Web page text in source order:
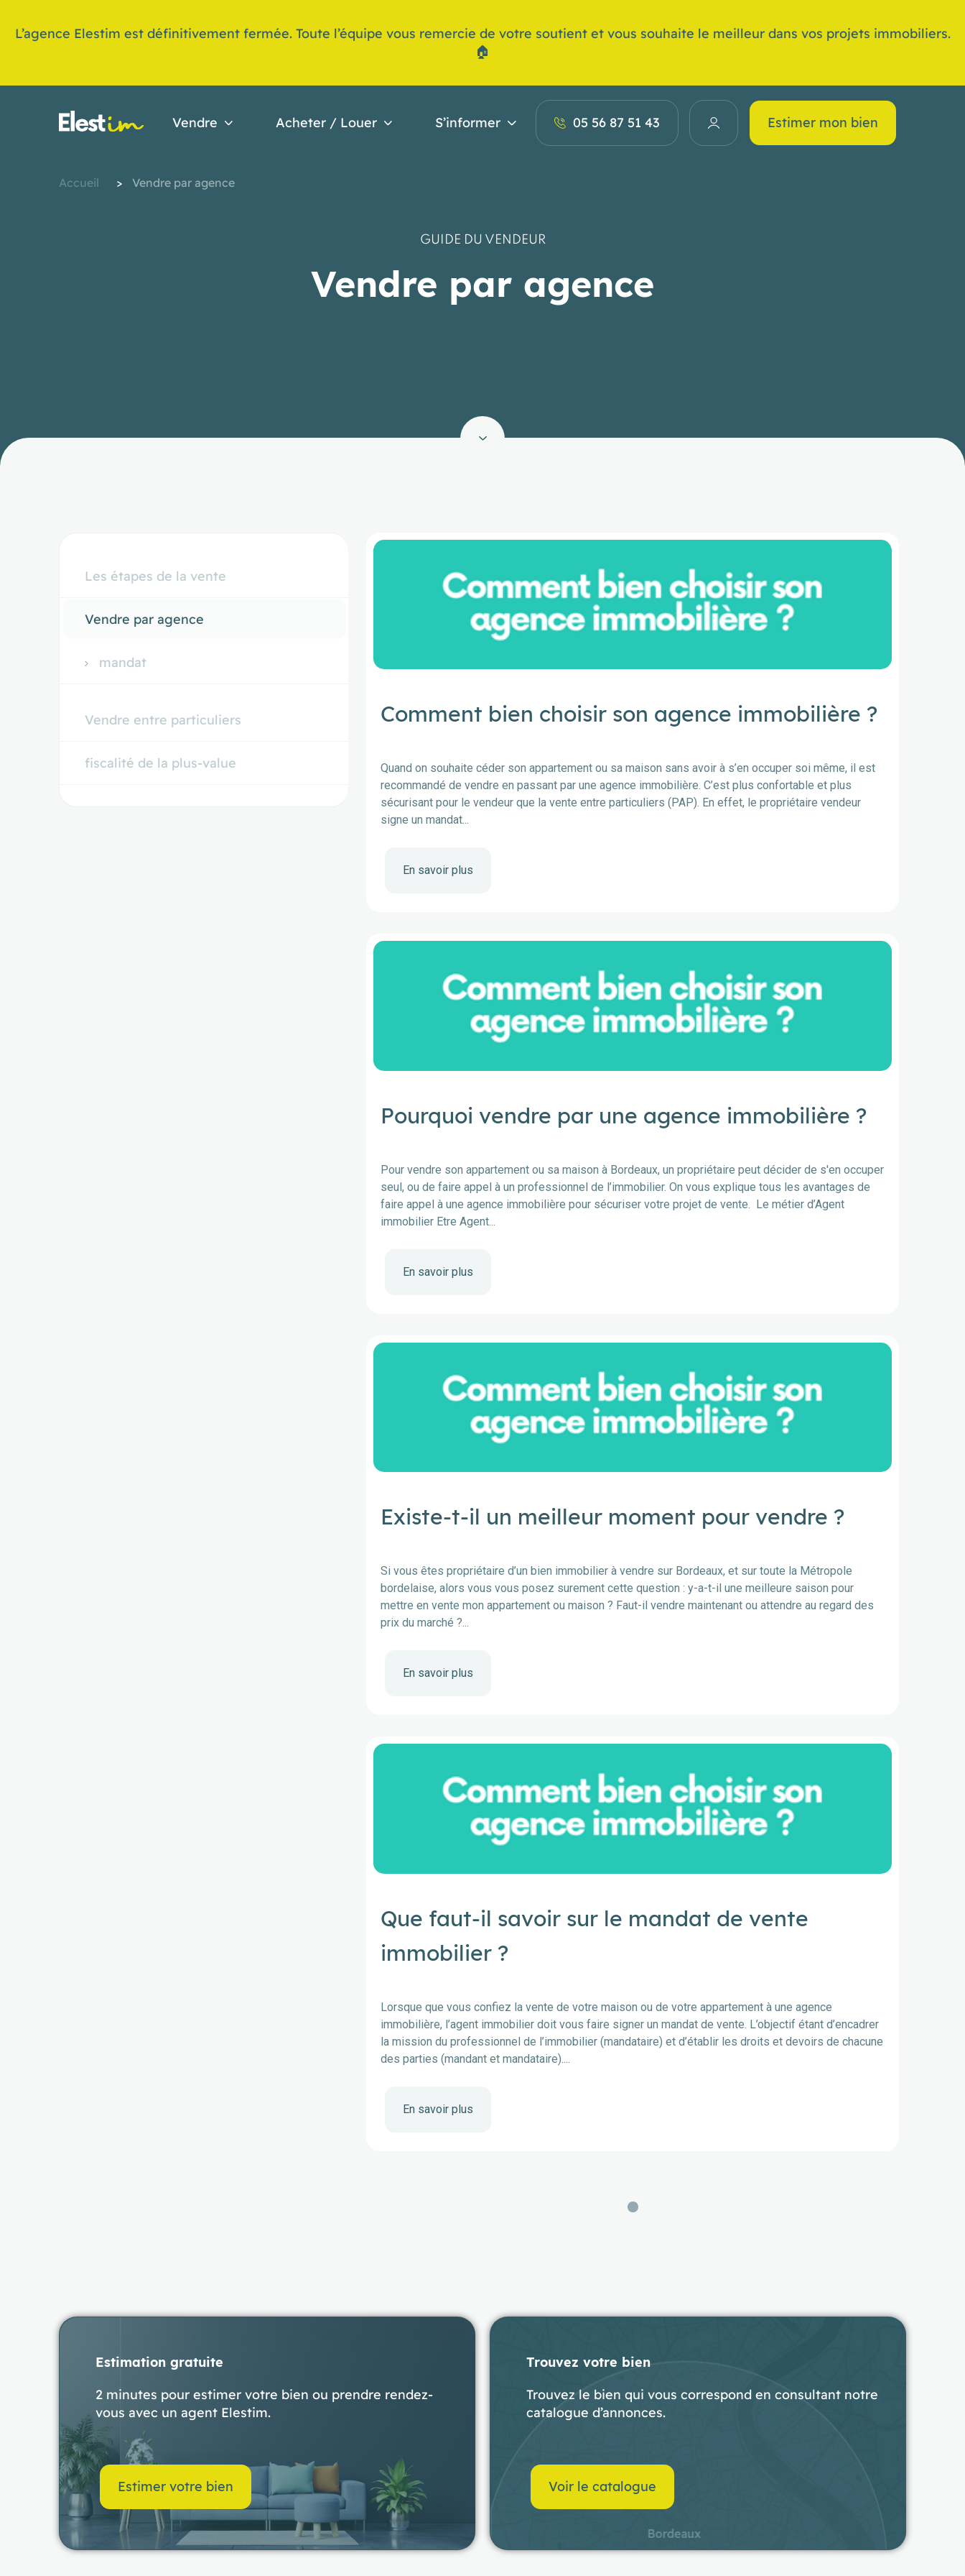
L’agence Elestim est définitivement fermée. Toute l’équipe vous remercie de votre soutient et vous souhaite le meilleur dans vos projets immobiliers.
🏠
Vendre Acheter / Louer S’informer 05 56 87 51 43 Estimer mon bien
Accueil > Vendre par agence
GUIDE DU VENDEUR
Vendre par agence
Les étapes de la vente
Vendre par agence
mandat
Vendre entre particuliers
fiscalité de la plus-value
Comment bien choisir son agence immobilière ?
Quand on souhaite céder son appartement ou sa maison sans avoir à s’en occuper soi même, il est
recommandé de vendre en passant par une agence immobilière. C’est plus confortable et plus
sécurisant pour le vendeur que la vente entre particuliers (PAP). En effet, le propriétaire vendeur
signe un mandat...
En savoir plus
Pourquoi vendre par une agence immobilière ?
Pour vendre son appartement ou sa maison à Bordeaux, un propriétaire peut décider de s'en occuper
seul, ou de faire appel à un professionnel de l’immobilier. On vous explique tous les avantages de
faire appel à une agence immobilière pour sécuriser votre projet de vente. Le métier d’Agent
immobilier Etre Agent...
En savoir plus
Existe-t-il un meilleur moment pour vendre ?
Si vous êtes propriétaire d’un bien immobilier à vendre sur Bordeaux, et sur toute la Métropole
bordelaise, alors vous vous posez surement cette question : y-a-t-il une meilleure saison pour
mettre en vente mon appartement ou maison ? Faut-il vendre maintenant ou attendre au regard des
prix du marché ?...
En savoir plus
Que faut-il savoir sur le mandat de vente
immobilier ?
Lorsque que vous confiez la vente de votre maison ou de votre appartement à une agence
immobilière, l’agent immobilier doit vous faire signer un mandat de vente. L’objectif étant d’encadrer
la mission du professionnel de l’immobilier (mandataire) et d’établir les droits et devoirs de chacune
des parties (mandant et mandataire)....
En savoir plus
Estimation gratuite
2 minutes pour estimer votre bien ou prendre rendez-
vous avec un agent Elestim.
Estimer votre bien
Trouvez votre bien
Trouvez le bien qui vous correspond en consultant notre
catalogue d’annonces.
Voir le catalogue